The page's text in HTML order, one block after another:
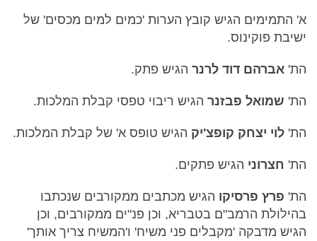
א' התמימים הגיש קובץ הערות 'כמים למים מכסים' של
ישיבת פוקינוס.
הת' אברהם דוד לרנר הגיש פתק.
הת' שמואל פבזנר הגיש ריבוי טפסי קבלת המלכות.
הת' לוי יצחק קופצ'יק הגיש טופס א' של קבלת המלכות.
הת' חצרוני הגיש פתקים.
הת' פרץ פרסיקו הגיש מכתבים ממקורבים שנכתבו
בהילולת הרמב"ם בטבריא, וכן פנ"ים ממקורבים, וכן
הגיש מדבקה 'מקבלים פני משיח' ו'המשיח צריך אותך'